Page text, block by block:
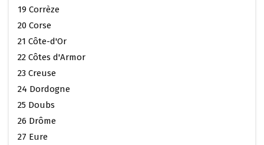
19 Corrèze
20 Corse
21 Côte-d'Or
22 Côtes d'Armor
23 Creuse
24 Dordogne
25 Doubs
26 Drôme
27 Eure